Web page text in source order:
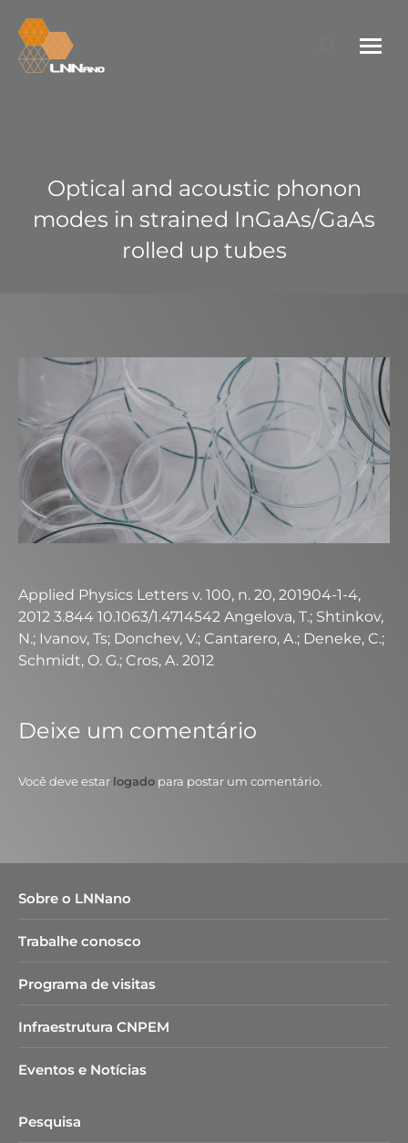
Search:
Optical and acoustic phonon
modes in strained InGaAs/GaAs
rolled up tubes
Applied Physics Letters v. 100, n. 20, 201904-1-4,
2012 3.844 10.1063/1.4714542 Angelova, T.; Shtinkov,
N.; Ivanov, Ts; Donchev, V.; Cantarero, A.; Deneke, C.;
Schmidt, O. G.; Cros, A. 2012
Deixe um comentário
Você deve estar logado para postar um comentário.
Sobre o LNNano
Trabalhe conosco
Programa de visitas
Infraestrutura CNPEM
Eventos e Notícias
Pesquisa